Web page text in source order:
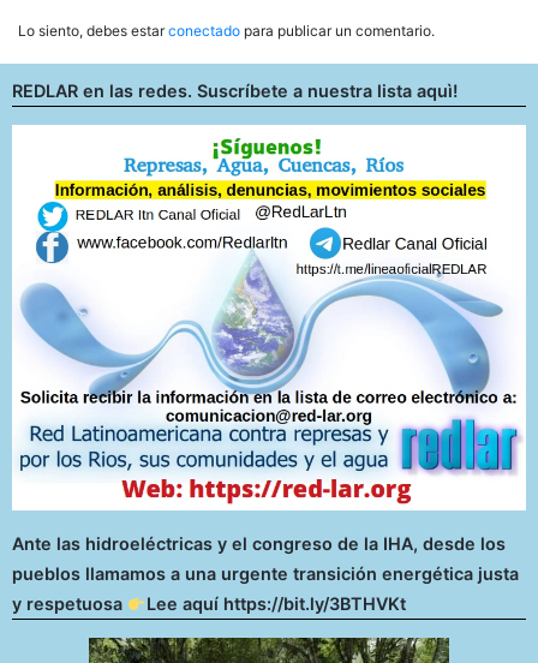
Lo siento, debes estarconectado para publicar un comentario.
REDLAR en las redes. Suscríbete a nuestra lista aquì!
Ante las hidroeléctricas y el congreso de la IHA, desde los
pueblos llamamos a una urgente transición energética justa
y respetuosa
Lee aquí https://bit.ly/3BTHVKt